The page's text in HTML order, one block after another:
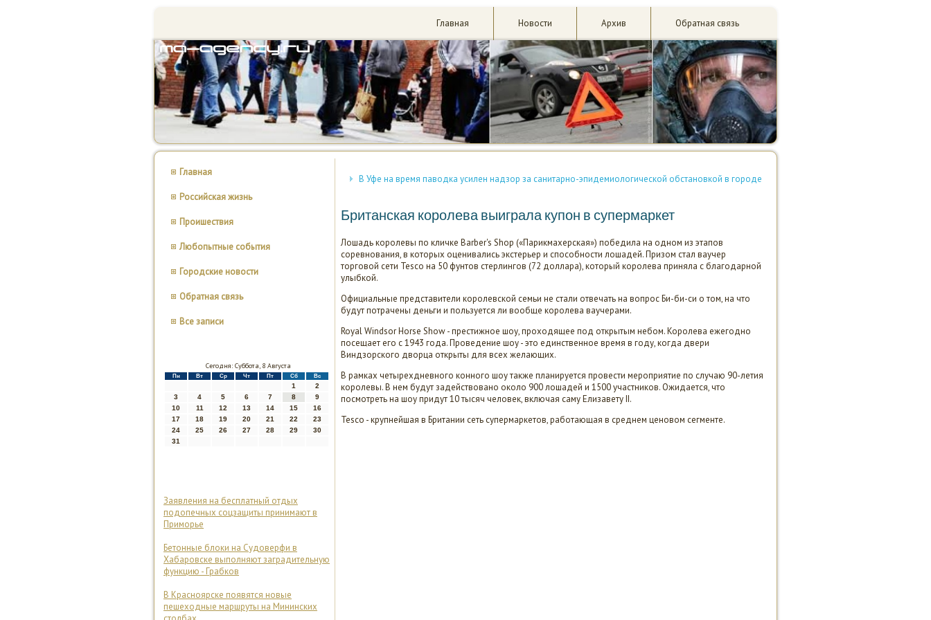
Главная Новости Архив Обратная связь
Главная
Российская жизнь
Проишествия
Любопытные события
Городские новости
Обратная связь
Все записи
Сегодня: Суббота, 8 Августа
Пн Вт Ср Чт Пт Сб Вс
1
2
3
4 5 6 7 8
9
10
11 12 13 14 15
16
17
18 19 20 21 22
23
24
25 26 27 28 29
30
31
Заявления на бесплатный отдых
подопечных соцзащиты принимают в
Приморье
Бетонные блоки на Судоверфи в
Хабаровске выполняют заградительную
функцию - Грабков
В Красноярске появятся новые
пешеходные маршруты на Мининских
В Уфе на время паводка усилен надзор за санитарно-эпидемиологической обстановкой в городе
Британская королева выиграла купон в супермаркет
Лошадь королевы по кличке Barber's Shop («Парикмахерская») победила на одном из этапов
соревнования, в которых оценивались экстерьер и способности лошадей. Призом стал ваучер
торговой сети Tesco на 50 фунтов стерлингов (72 доллара), который королева приняла с благодарной
улыбкой.
Официальные представители королевской семьи не стали отвечать на вопрос Би-би-си о том, на что
будут потрачены деньги и пользуется ли вообще королева ваучерами.
Royal Windsor Horse Show - престижное шоу, проходящее под открытым небом. Королева ежегодно
посещает его с 1943 года. Проведение шоу - это единственное время в году, когда двери
Виндзорского дворца открыты для всех желающих.
В рамках четырехдневного конного шоу также планируется провести мероприятие по случаю 90-летия
королевы. В нем будут задействовано около 900 лошадей и 1500 участников. Ожидается, что
посмотреть на шоу придут 10 тысяч человек, включая саму Елизавету II.
Tesco - крупнейшая в Британии сеть супермаркетов, работающая в среднем ценовом сегменте.